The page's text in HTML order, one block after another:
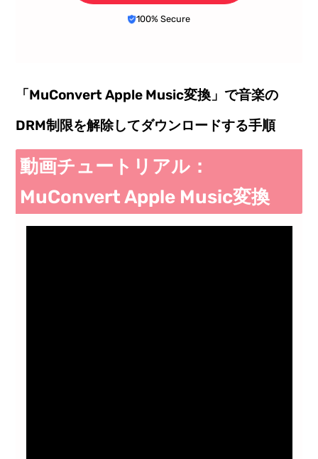
100% Secure
「MuConvert Apple Music変換」で音楽の
DRM制限を解除してダウンロードする手順
動画チュートリアル：
MuConvert Apple Music変換